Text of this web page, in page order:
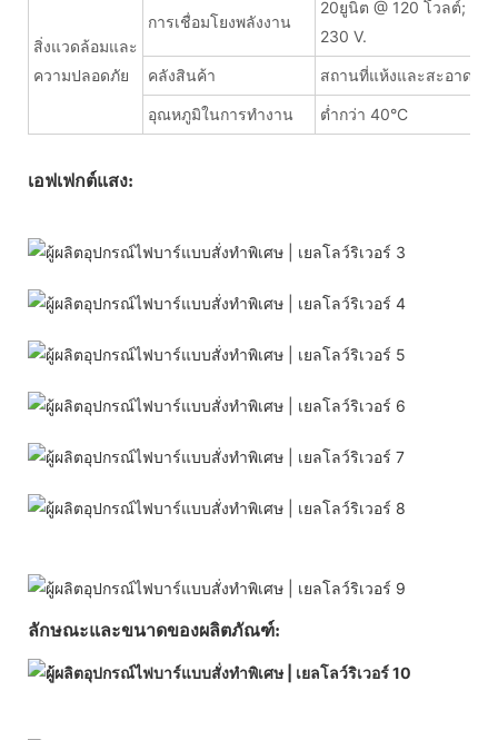
สิ่งแวดล้อมและ
ความปลอดภัย
การเชื่อมโยงพลังงาน
20ยูนิต @ 120 โวลต์; 40
230 V.
คลังสินค้า สถานที่แห้งและสะอาด
อุณหภูมิในการทำงาน ต่ำกว่า 40°C
เอฟเฟกต์แสง:
ลักษณะและขนาดของผลิตภัณฑ์: